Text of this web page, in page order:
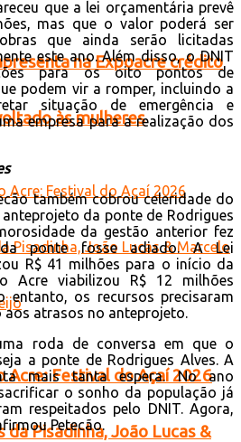
na Expoacre crédito
às mulheres
Acre: Festival do Açaí 2026
Pisadinha, João Lucas &
que a lei orçamentária prevê
mas que o valor poderá ser
que ainda serão licitadas
este ano. Além disso, o DNIT
para os oito pontos de
podem vir a romper, incluindo a
situação de emergência e
empresa para a realização dos
também cobrou celeridade do
da ponte de Rodrigues
da gestão anterior fez
ponte fosse adiado. A Lei
R$ 41 milhões para o início da
Acre viabilizou R$ 12 milhões
entanto, os recursos precisaram
aos atrasos no anteprojeto.
roda de conversa em que o
a ponte de Rodrigues Alves. A
mais tanta espera. No ano
o sonho da população já
respeitados pelo DNIT. Agora,
Petecão.